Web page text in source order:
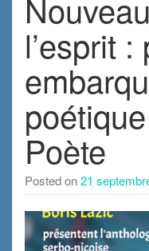
l’esprit
Poète
Posted on21